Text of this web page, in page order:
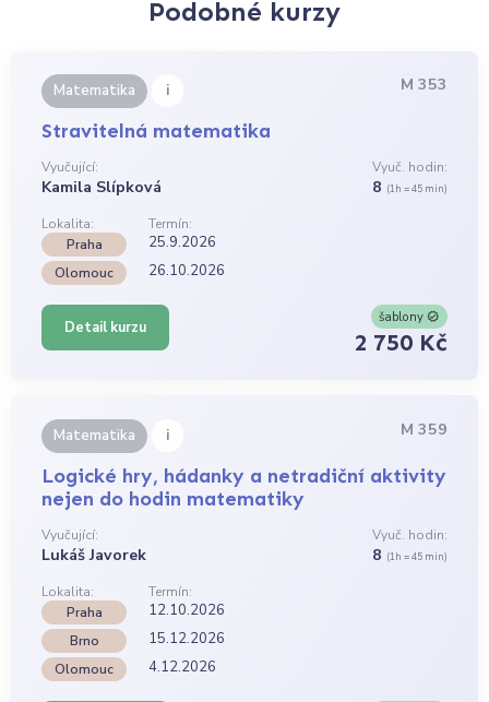
Podobné kurzy
Matematika i M 353
Stravitelná matematika
Vyučující:
Kamila Slípková
Vyuč. hodin:
8 (1h = 45 min)
Lokalita:
Termín:
Praha
25.9.2026
Olomouc 26.10.2026
Detail kurzu
šablony
2 750 Kč
Matematika i M 359
Logické hry, hádanky a netradiční aktivity
nejen do hodin matematiky
Vyučující:
Lukáš Javorek
Vyuč. hodin:
8 (1h = 45 min)
Lokalita:
Termín:
Praha
12.10.2026
Brno 15.12.2026
Olomouc 4.12.2026